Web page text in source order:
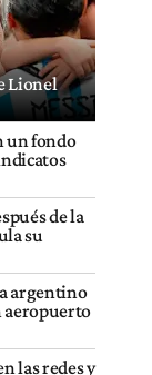
Lionel
un fondo
de la
su
argentino
aeropuerto
las redes y